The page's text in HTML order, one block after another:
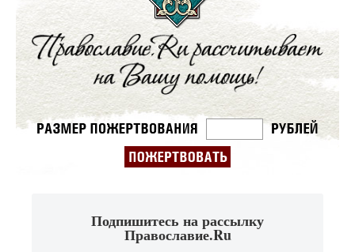
Подпишитесь на рассылку
Православие.Ru